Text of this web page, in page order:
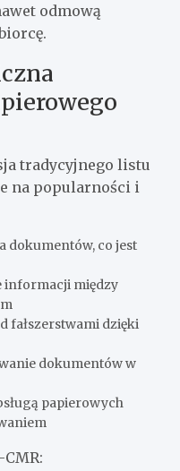
odmową
tradycyjnego listu
na popularności i
dokumentów, co jest
informacji między
fałszerstwami dzięki
dokumentów w
papierowych